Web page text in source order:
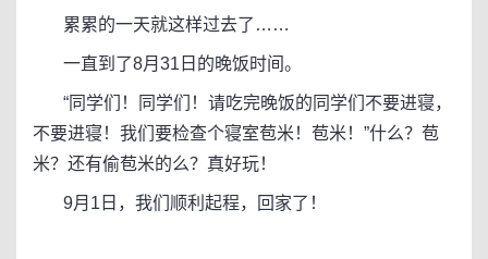
累累的一天就这样过去了……
一直到了8月31日的晚饭时间。
“同学们！同学们！请吃完晚饭的同学们不要进寝，
不要进寝！我们要检查个寝室苞米！苞米！”什么？苞
米？还有偷苞米的么？真好玩！
9月1日，我们顺利起程，回家了！